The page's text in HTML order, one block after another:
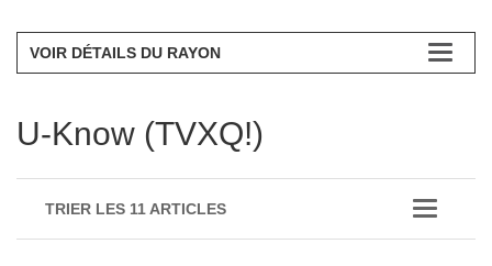
VOIR DÉTAILS DU RAYON
U-Know (TVXQ!)
TRIER LES 11 ARTICLES